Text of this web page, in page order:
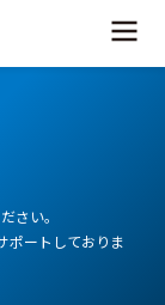
さい。
ポートしておりま